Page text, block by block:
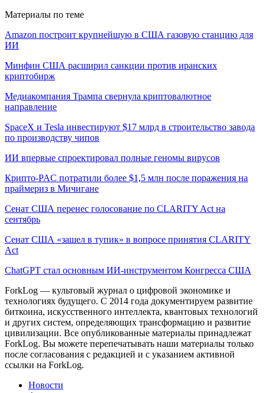
Материалы по теме
Amazon построит крупнейшую в США газовую станцию для
ИИ
Минфин США расширил санкции против иранских
криптобирж
Медиакомпания Трампа свернула криптовалютное
направление
SpaceX и Tesla инвестируют $17 млрд в строительство завода
по производству чипов
ИИ впервые спроектировал полные геномы вирусов
Крипто-PAC потратили более $1,5 млн после поражения на
праймериз в Мичигане
Сенат США перенес голосование по CLARITY Act на
сентябрь
Сенат США «зашел в тупик» в вопросе принятия CLARITY
Act
ChatGPT стал основным ИИ-инструментом Конгресса США
ForkLog — культовый журнал о цифровой экономике и
технологиях будущего. С 2014 года документируем развитие
биткоина, искусственного интеллекта, квантовых технологий
и других систем, определяющих трансформацию и развитие
цивилизации. Все опубликованные материалы принадлежат
ForkLog. Вы можете перепечатывать наши материалы только
после согласования с редакцией и с указанием активной
ссылки на ForkLog.
Новости